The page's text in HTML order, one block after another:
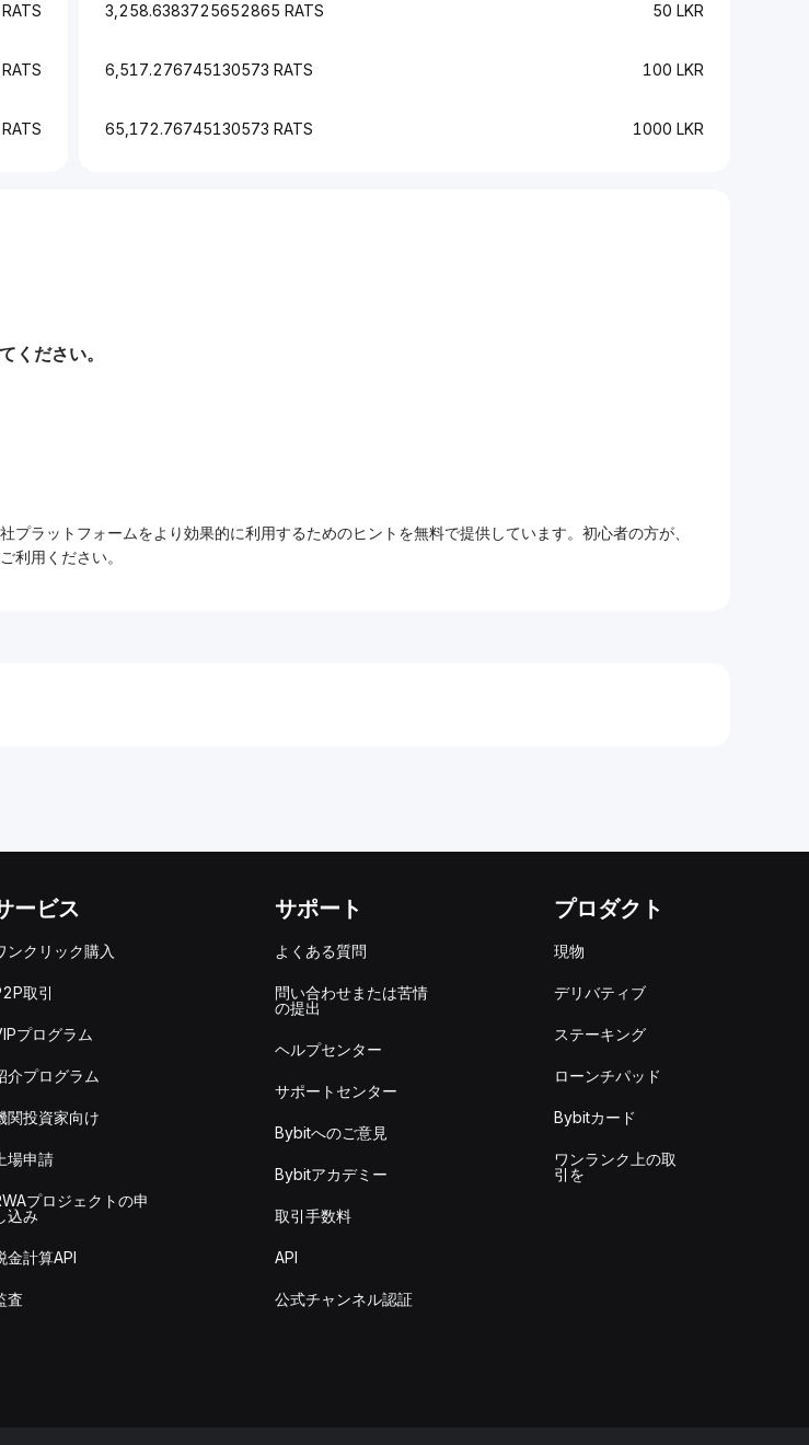
3,258.6383725652865 RATS 50 LKR
6,517.276745130573 RATS 100 LKR
65,172.76745130573 RATS 1000 LKR
ください。
ラットフォームをより効果的に利用するためのヒントを無料で提供しています。初心者の方が、
利用ください。
ービス
ンクリック購入
取引
プログラム
介プログラム
関投資家向け
上場申請
プロジェクトの申
込み
金計算API
査
サポート
よくある質問
問い合わせまたは苦情
の提出
ヘルプセンター
サポートセンター
Bybitへのご意見
Bybitアカデミー
取引手数料
API
公式チャンネル認証
プロダクト
現物
デリバティブ
ステーキング
ローンチパッド
Bybitカード
ワンランク上の取
引を